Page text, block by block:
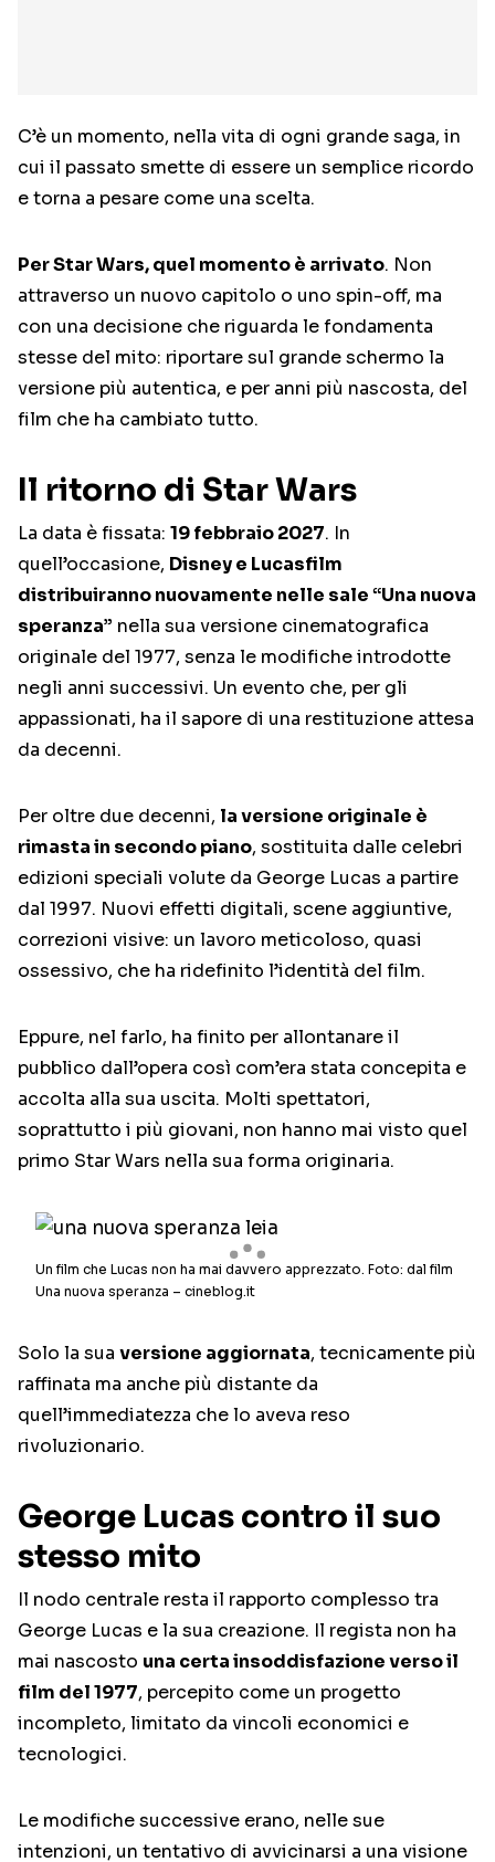
C’è un momento, nella vita di ogni grande saga, in
cui il passato smette di essere un semplice ricordo
e torna a pesare come una scelta.
Per Star Wars, quel momento è arrivato. Non
attraverso un nuovo capitolo o uno spin-off, ma
con una decisione che riguarda le fondamenta
stesse del mito: riportare sul grande schermo la
versione più autentica, e per anni più nascosta, del
film che ha cambiato tutto.
Il ritorno di Star Wars
La data è fissata: 19 febbraio 2027. In
quell’occasione, Disney e Lucasfilm
distribuiranno nuovamente nelle sale “Una nuova
speranza” nella sua versione cinematografica
originale del 1977, senza le modifiche introdotte
negli anni successivi. Un evento che, per gli
appassionati, ha il sapore di una restituzione attesa
da decenni.
Per oltre due decenni, la versione originale è
rimasta in secondo piano, sostituita dalle celebri
edizioni speciali volute da George Lucas a partire
dal 1997. Nuovi effetti digitali, scene aggiuntive,
correzioni visive: un lavoro meticoloso, quasi
ossessivo, che ha ridefinito l’identità del film.
Eppure, nel farlo, ha finito per allontanare il
pubblico dall’opera così com’era stata concepita e
accolta alla sua uscita. Molti spettatori,
soprattutto i più giovani, non hanno mai visto quel
primo Star Wars nella sua forma originaria.
Un film che Lucas non ha mai davvero apprezzato. Foto: dal film
Una nuova speranza – cineblog.it
Solo la sua versione aggiornata, tecnicamente più
raffinata ma anche più distante da
quell’immediatezza che lo aveva reso
rivoluzionario.
George Lucas contro il suo
stesso mito
Il nodo centrale resta il rapporto complesso tra
George Lucas e la sua creazione. Il regista non ha
mai nascosto una certa insoddisfazione verso il
film del 1977, percepito come un progetto
incompleto, limitato da vincoli economici e
tecnologici.
Le modifiche successive erano, nelle sue
intenzioni, un tentativo di avvicinarsi a una visione